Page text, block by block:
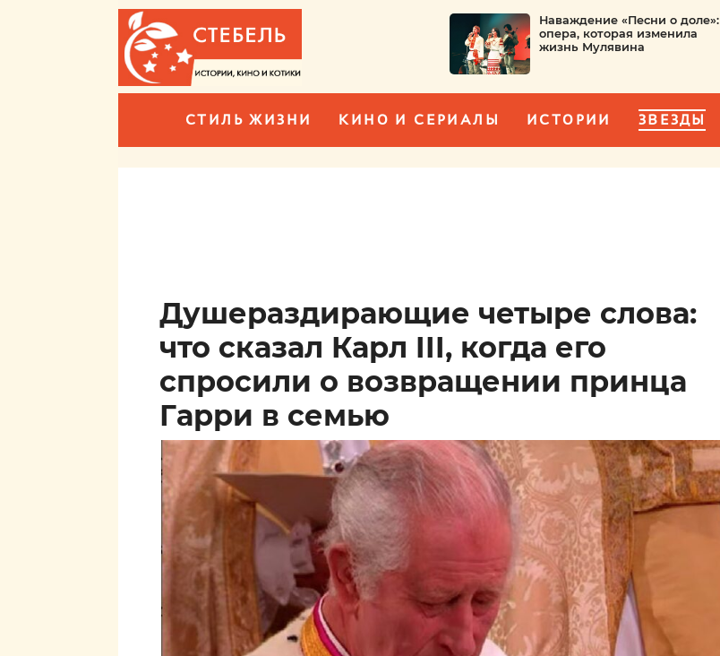
Наваждение «Песни о доле»:
опера, которая изменила
жизнь Мулявина
СТИЛЬ ЖИЗНИ КИНО И СЕРИАЛЫ ИСТОРИИ ЗВЕЗДЫ
Душераздирающие четыре слова:
что сказал Карл III, когда его
спросили о возвращении принца
Гарри в семью